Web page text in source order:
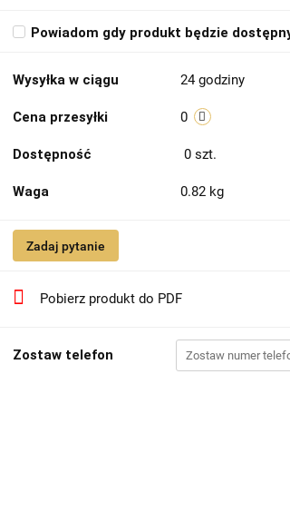
Powiadom gdy produkt będzie
Wysyłka w ciągu 24 godziny
Cena przesyłki 0
Dostępność 0 szt.
Waga 0.82 kg
Zadaj pytanie
Pobierz produkt do PDF
Zostaw telefon